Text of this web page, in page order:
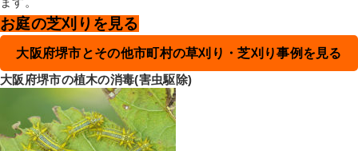
お庭の芝刈りを見る
大阪府堺市とその他市町村の草刈り・芝刈り事例を見る
大阪府堺市の植木の消毒(害虫駆除)